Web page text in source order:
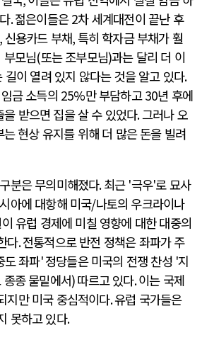
.젊은이들은2차 세계대전이 끝난 후
, 신용카드 부채,특히 학자금 부채가 훨
부모님(또는 조부모님)과는 달리 더 이
길이 열려 있지 않다는 것을 알고 있다.
금 소득의 25%만 부담하고30년 후에
받으면 집을 살 수 있었다.그러나 오
는 현상 유지를 위해 더 많은 돈을 빌려
분은 무의미해졌다.최근 '극우'로 묘사
아에 대항해 미국/나토의 우크라이나
유럽 경제에 미칠 영향에 대한 대중의
다.전통적으로 반전 정책은 좌파가 주
도 좌파'정당들은 미국의 전쟁 찬성 '지
종종 물밑에서)따르고 있다.이는 국제
지만 미국 중심적이다.유럽 국가들은
못하고 있다.